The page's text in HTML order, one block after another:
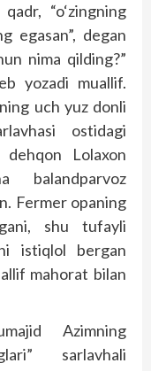
“o‘zingning
egasan”, degan
nima qilding?”
yozadi muallif.
uch yuz donli
ostidagi
Lolaxon
balandparvoz
Fermer opaning
shu tufayli
istiqlol bergan
mahorat bilan
Azimning
sarlavhali